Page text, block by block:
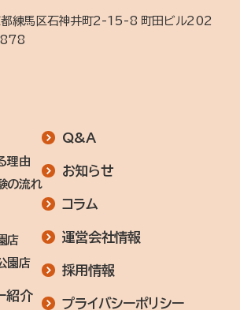
練馬区石神井町2-15-8 町田ビル202
理由
の流れ
店
園店
紹介
Q&A
お知らせ
コラム
運営会社情報
採用情報
プライバシーポリシー